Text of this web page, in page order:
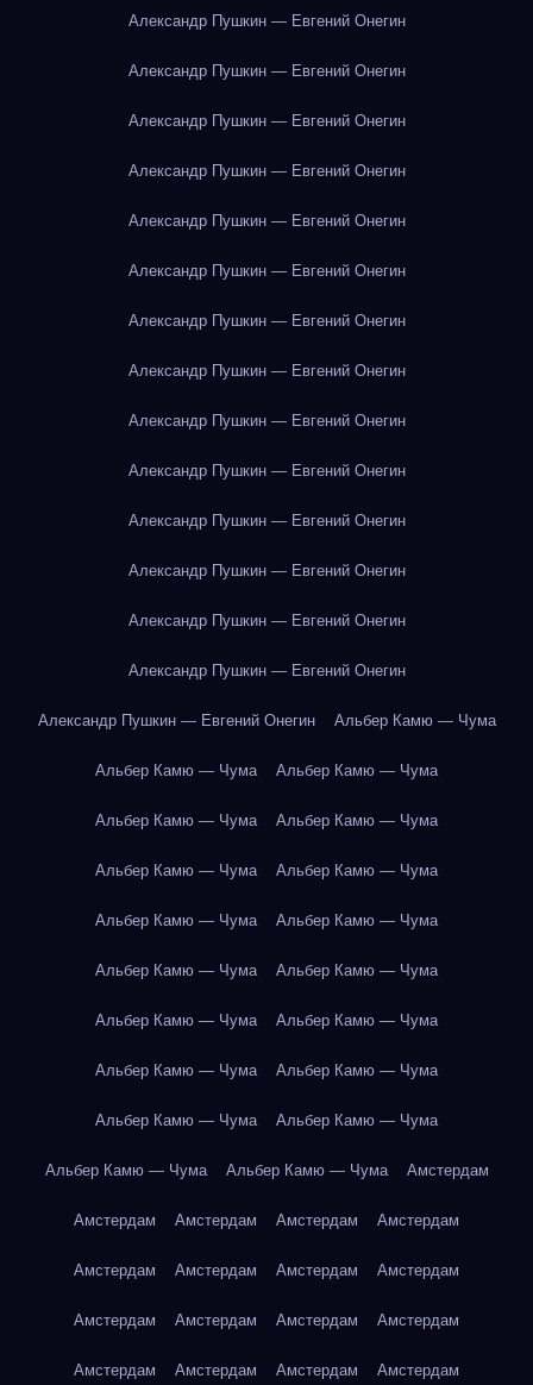
Александр Пушкин — Евгений Онегин
Александр Пушкин — Евгений Онегин
Александр Пушкин — Евгений Онегин
Александр Пушкин — Евгений Онегин
Александр Пушкин — Евгений Онегин
Александр Пушкин — Евгений Онегин
Александр Пушкин — Евгений Онегин
Александр Пушкин — Евгений Онегин
Александр Пушкин — Евгений Онегин
Александр Пушкин — Евгений Онегин
Александр Пушкин — Евгений Онегин
Александр Пушкин — Евгений Онегин
Александр Пушкин — Евгений Онегин
Александр Пушкин — Евгений Онегин
Александр Пушкин — Евгений Онегин Альбер Камю — Чума
Альбер Камю — Чума Альбер Камю — Чума
Альбер Камю — Чума Альбер Камю — Чума
Альбер Камю — Чума Альбер Камю — Чума
Альбер Камю — Чума Альбер Камю — Чума
Альбер Камю — Чума Альбер Камю — Чума
Альбер Камю — Чума Альбер Камю — Чума
Альбер Камю — Чума Альбер Камю — Чума
Альбер Камю — Чума Альбер Камю — Чума
Альбер Камю — Чума Альбер Камю — Чума Амстердам
Амстердам Амстердам Амстердам Амстердам
Амстердам Амстердам Амстердам Амстердам
Амстердам Амстердам Амстердам Амстердам
Амстердам Амстердам Амстердам Амстердам